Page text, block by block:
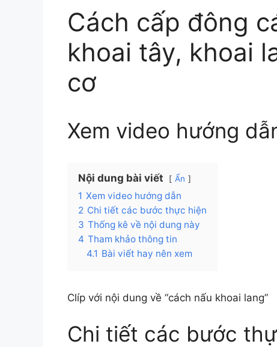
Cách cấp đông
khoai tây, khoai
cơ
Xem video hướng
Nội dung bài viết Ẩn
1 Xem video hướng dẫn
2 Chi tiết các bước thực hiện
3 Thống kê về nội dung này
4 Tham khảo thông tin
4.1 Bài viết hay nên xem
Clíp với nội dung về “cách nấu khoai lang”
Chi tiết các bước